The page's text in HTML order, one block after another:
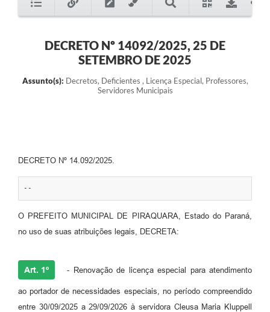
DECRETO Nº 14092/2025, 25 DE
SETEMBRO DE 2025
Assunto(s): Decretos, Deficientes , Licença Especial, Professores,
Servidores Municipais
DECRETO Nº 14.092/2025.
--
O PREFEITO MUNICIPAL DE PIRAQUARA, Estado do Paraná,
no uso de suas atribuições legais, DECRETA:
Art. 1º - Renovação de licença especial para atendimento
ao portador de necessidades especiais, no período compreendido
entre 30/09/2025 a 29/09/2026 à servidora Cleusa Maria Kluppell